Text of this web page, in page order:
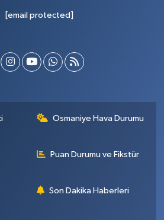
[email protected]
Osmaniye Hava Durumu
Puan Durumu ve Fikstür
Son Dakika Haberleri